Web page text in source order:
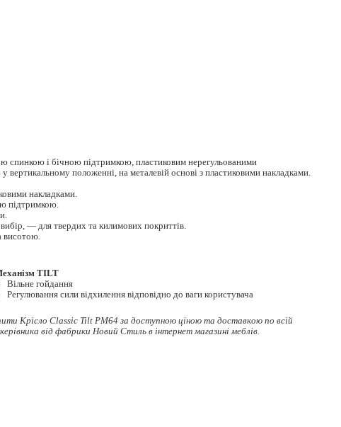
спинкою і бічною підтримкою, пластиковим нерегульованими
у вертикальному положенні, на металевій основі з пластиковими накладками.
накладками.
підтримкою.
— для твердих та килимових покриттів.
висотою.
TILT
Вільне гойдання
Регулювання сили відхилення відповідно до ваги користувача
Крісло Classic Tilt PM64 за доступною ціною та доставкою по всій
від фабрики Новий Стиль в інтернет магазині меблів.